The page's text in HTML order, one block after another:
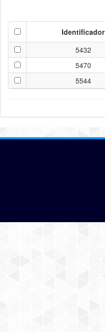
Identificador
5432
5470
5544